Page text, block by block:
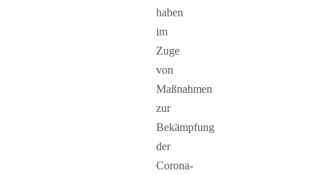
haben
im
Zuge
von
Maßnahmen
zur
Bekämpfung
der
Corona-